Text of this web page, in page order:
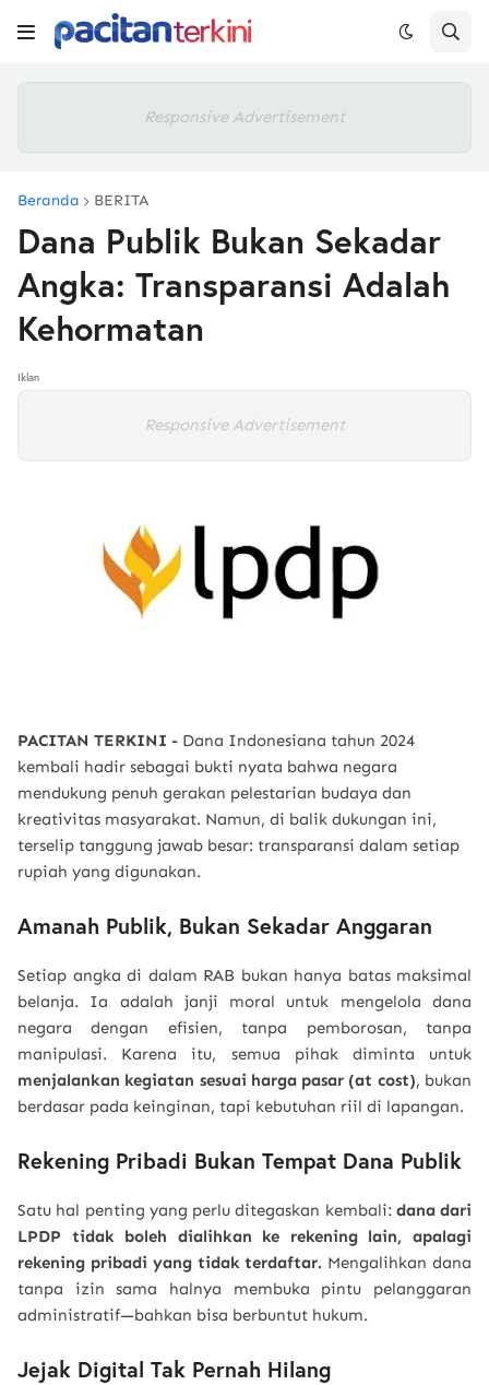
Responsive Advertisement
Beranda BERITA
Dana Publik Bukan Sekadar
Angka: Transparansi Adalah
Kehormatan
Iklan
Responsive Advertisement
PACITAN TERKINI - Dana Indonesiana tahun 2024
kembali hadir sebagai bukti nyata bahwa negara
mendukung penuh gerakan pelestarian budaya dan
kreativitas masyarakat. Namun, di balik dukungan ini,
terselip tanggung jawab besar: transparansi dalam setiap
rupiah yang digunakan.
Amanah Publik, Bukan Sekadar Anggaran
Setiap angka di dalam RAB bukan hanya batas maksimal
belanja. Ia adalah janji moral untuk mengelola dana
negara dengan efisien, tanpa pemborosan, tanpa
manipulasi. Karena itu, semua pihak diminta untuk
menjalankan kegiatan sesuai harga pasar (at cost), bukan
berdasar pada keinginan, tapi kebutuhan riil di lapangan.
Rekening Pribadi Bukan Tempat Dana Publik
Satu hal penting yang perlu ditegaskan kembali: dana dari
LPDP tidak boleh dialihkan ke rekening lain, apalagi
rekening pribadi yang tidak terdaftar. Mengalihkan dana
tanpa izin sama halnya membuka pintu pelanggaran
administratif—bahkan bisa berbuntut hukum.
Jejak Digital Tak Pernah Hilang